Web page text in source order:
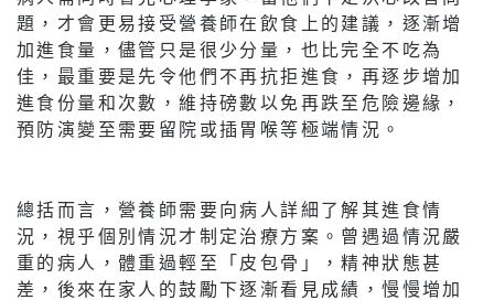
題，才會更易接受營養師在飲食上的建議，逐漸增
加進食量，儘管只是很少分量，也比完全不吃為
佳，最重要是先令他們不再抗拒進食，再逐步增加
進食份量和次數，維持磅數以免再跌至危險邊緣，
預防演變至需要留院或插胃喉等極端情況。
總括而言，營養師需要向病人詳細了解其進食情
況，視乎個別情況才制定治療方案。曾遇過情況嚴
重的病人，體重過輕至「皮包骨」，精神狀態甚
差，後來在家人的鼓勵下逐漸看見成績，慢慢增加